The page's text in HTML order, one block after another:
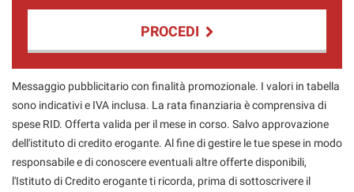
PROCEDI
Contattaci
Messaggio pubblicitario con finalità promozionale. I valori in tabella
sono indicativi e IVA inclusa. La rata finanziaria è comprensiva di
spese RID. Offerta valida per il mese in corso. Salvo approvazione
dell'istituto di credito erogante. Al fine di gestire le tue spese in modo
responsabile e di conoscere eventuali altre offerte disponibili,
l'Istituto di Credito erogante ti ricorda, prima di sottoscrivere il